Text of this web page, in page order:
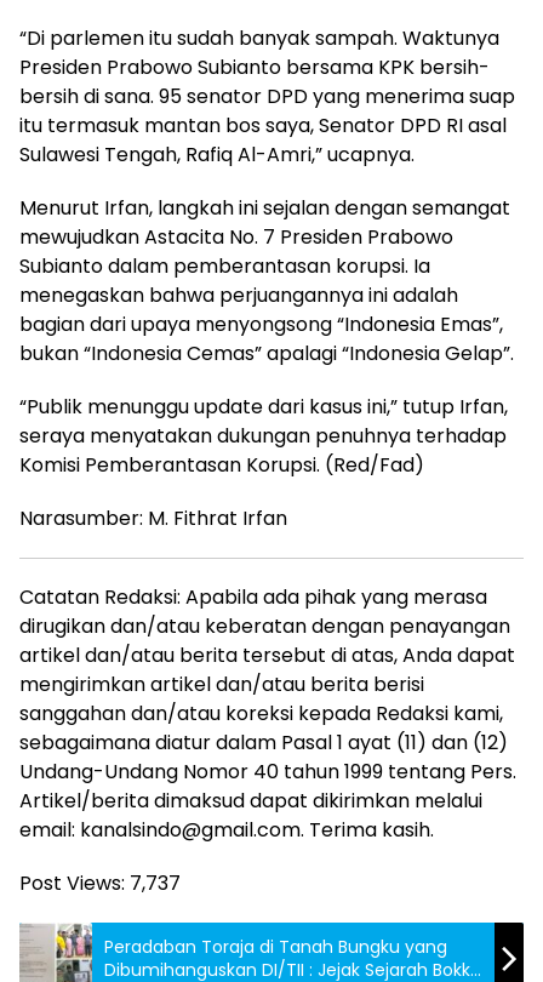
“Di parlemen itu sudah banyak sampah. Waktunya
Presiden Prabowo Subianto bersama KPK bersih-
bersih di sana. 95 senator DPD yang menerima suap
itu termasuk mantan bos saya, Senator DPD RI asal
Sulawesi Tengah, Rafiq Al-Amri,” ucapnya.
Menurut Irfan, langkah ini sejalan dengan semangat
mewujudkan Astacita No. 7 Presiden Prabowo
Subianto dalam pemberantasan korupsi. Ia
menegaskan bahwa perjuangannya ini adalah
bagian dari upaya menyongsong “Indonesia Emas”,
bukan “Indonesia Cemas” apalagi “Indonesia Gelap”.
“Publik menunggu update dari kasus ini,” tutup Irfan,
seraya menyatakan dukungan penuhnya terhadap
Komisi Pemberantasan Korupsi. (Red/Fad)
Narasumber: M. Fithrat Irfan
Catatan Redaksi: Apabila ada pihak yang merasa
dirugikan dan/atau keberatan dengan penayangan
artikel dan/atau berita tersebut di atas, Anda dapat
mengirimkan artikel dan/atau berita berisi
sanggahan dan/atau koreksi kepada Redaksi kami,
sebagaimana diatur dalam Pasal 1 ayat (11) dan (12)
Undang-Undang Nomor 40 tahun 1999 tentang Pers.
Artikel/berita dimaksud dapat dikirimkan melalui
email: kanalsindo@gmail.com. Terima kasih.
Post Views: 7,737
Peradaban Toraja di Tanah Bungku yang
Dibumihanguskan DI/TII : Jejak Sejarah Bokko